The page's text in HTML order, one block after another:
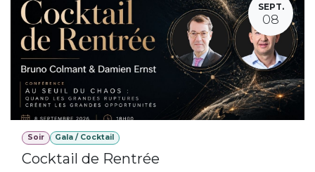
SEPT.
08
Soir Gala / Cocktail
Cocktail de Rentrée